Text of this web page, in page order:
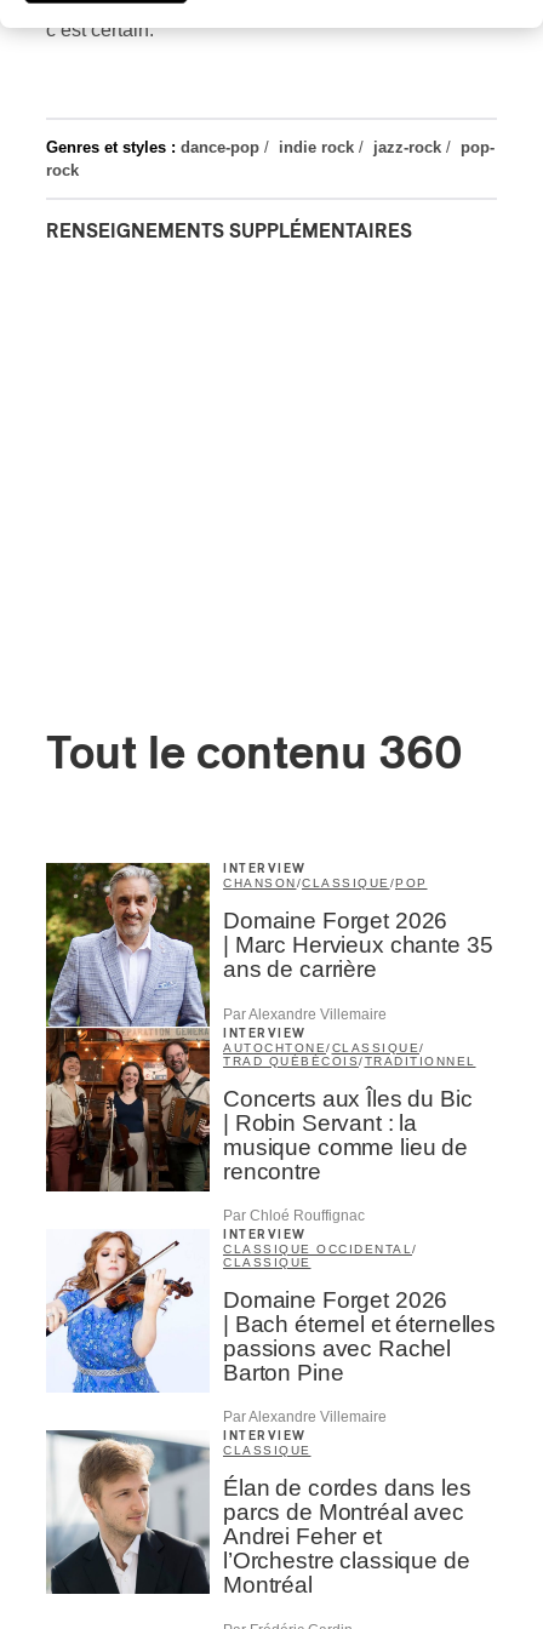
Genres et styles : dance-pop / indie rock / jazz-rock / pop-
rock
RENSEIGNEMENTS SUPPLÉMENTAIRES
c’est certain.
Tout le contenu 360
INTERVIEW
CHANSON/CLASSIQUE /POP
Domaine Forget 2026
| Marc Hervieux chante 35
ans de carrière
Par Alexandre Villemaire
INTERVIEW
AUTOCHTONE/CLASSIQUE/
TRAD QUÉBÉCOIS/TRADITIONNEL
Concerts aux Îles du Bic
| Robin Servant : la
musique comme lieu de
rencontre
Par Chloé Rouffignac
INTERVIEW
CLASSIQUE OCCIDENTAL /
CLASSIQUE
Domaine Forget 2026
| Bach éternel et éternelles
passions avec Rachel
Barton Pine
Par Alexandre Villemaire
INTERVIEW
CLASSIQUE
Élan de cordes dans les
parcs de Montréal avec
Andrei Feher et
l’Orchestre classique de
Montréal